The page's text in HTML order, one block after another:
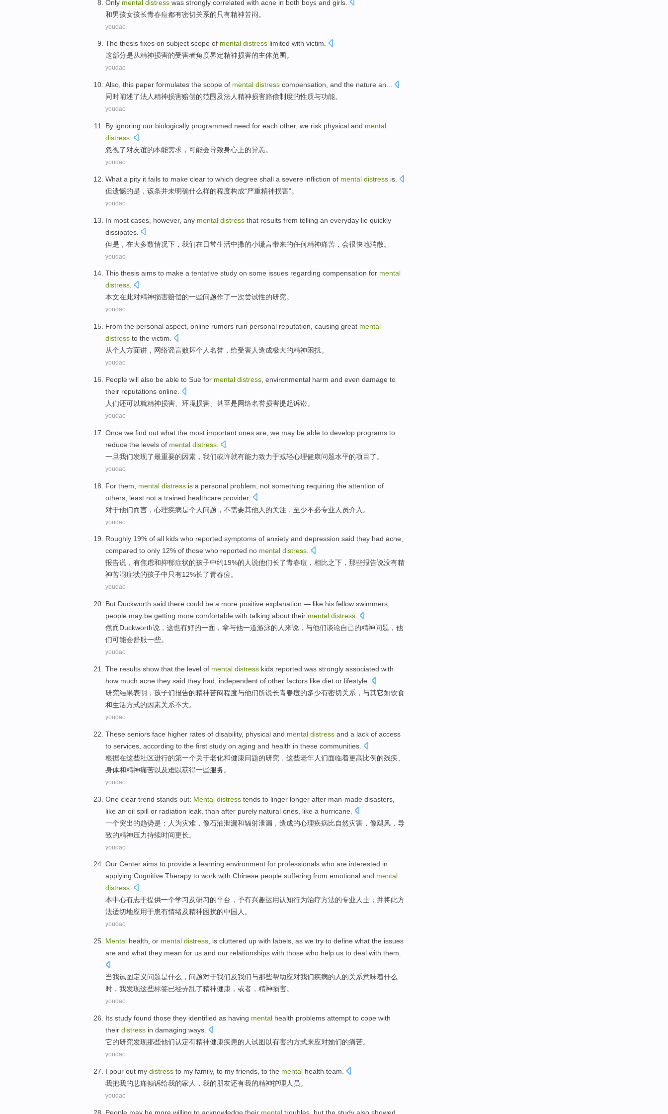
Only mental distress was strongly correlated with acne in both boys and girls
和男孩女孩长青春痘都有密切关系的只有精神苦闷。
youdao
The thesis fixes on subject scope of mental distress limited with victim.
这部分是从精神损害的受害者角度界定精神损害的主体范围。
youdao
Also , this paper formulates the scope of mental distress compensation and the nature an...
同时阐述了法人精神损害赔偿的范围及法人精神损害赔偿制度的性质与功能。
youdao
By ignoring our biologically programmed need for each other, we risk physical and mental
distress
忽视了对友谊的本能需求 ，可能会导致身心上的异恙。
youdao
What a pity it fails to make clear to which degree shall a severe infliction of mental distress is.
但遗憾的是， 该条并未明确什么样的程度构成“严重精神损害”。
youdao
In most cases however, any mental distress that results from telling an everyday lie quickly
dissipates
但是 ， 在大多数情况下 ，我们在日常生活中撒的小谎言带来的任何精神痛苦 ，会很快地消散。
youdao
This thesis aims to make a tentative study on some issues regarding compensation for mental
distress.
本文在此对精神损害赔偿的一些问题作了一次尝试性的研究。
youdao
From the personal aspect online rumors ruin personal reputation causing great mental
distress to the victim
从个人方面讲 ， 网络谣言败坏个人名誉 ， 给受害人造成极大的精神困扰。
youdao
People will also be able to Sue for mental distress environmental harm and even damage to
their reputations online
人们还可以就精神损害 环境损害 甚至是网络名誉损害提起诉讼。
youdao
Once we find out what the most important ones are, we may be able to develop programs to
reduce the levels of mental distress
一旦我们发现了最重要的因素 ，我们或许就有能力致力于减轻心理健康问题水平的项目 了。
youdao
For them mental distress is a personal problem not something requiring the attention of
others least not a trained healthcare provider.
对于他们而言 ， 心理疾病是个 人 问题 ， 不需要其他人 的关注 ， 至少不必专业 人员介入。
youdao
Roughly 19% of all kids who reported symptoms of anxiety and depression said they had acne,
compared to only 12% of those who reported no mental distress.
报告说 ，有焦虑和抑郁症状的孩子中约19%的人说他们长了青春痘 ， 相比之下 ， 那些报告说没有精
神苦闷症状的孩子中只有12%长了青春痘。
youdao
But Duckworth said there could be a more positive explanation — like his fellow swimmers
people may be getting more comfortable with talking about their mental distress
然而Duckworth说 ， 这也有好的一面，拿与他一道游泳的 人来说， 与他们谈论自己的精神问题，他
们可能会舒服一些。
youdao
The results show that the level of mental distress kids reported was strongly associated with
how much acne they said they had , independent of other factors like diet or lifestyle
研究结果表明 ， 孩子们报告的精神苦闷程度与他们所说长青春痘的多少有密切关系 ，与其它如饮食
和生活方式的因素关系不大。
youdao
These seniors face higher rates of disability, physical and mental distress and a lack of access
to services according to the first study on aging and health in these communities
根据在这些社区进行的第一个关于老化和健康问题的研究 ，这些老年人们面临着更高比例 的残疾
身体和精神痛苦以及难以获得一些服务。
youdao
One clear trend stands out: Mental distress tends to linger longer after man-made disasters
like an oil spill or radiation leak than after purely natural ones, like a hurricane.
一个突出的趋势是： 人为灾难 ， 像石油泄漏和辐射泄漏 ，造成的心理疾病比自然灾害，像飓风，导
致的精神压力持续时间更长。
youdao
Our Center aims to provide a learning environment for professionals who are interested in
applying Cognitive Therapy to work with Chinese people suffering from emotional and mental
distress.
本中心有志于提供一个学习及研习的平台，予有兴趣运用认知行为治疗方法的专业人士；并将此方
法适切地应用于患有情绪及精神困扰的中国人。
youdao
Mental health or mental distress is cluttered up with labels as we try to define what the issues
are and what they mean for us and our relationships with those who help us to deal with them
当我试图定义问题是什么 ，问题对于我们及我们与那些帮助应对我们疾病的 人 的关系意味着什么
时 ，我发现这些标签已经弄乱了精神健康 ， 或者 ，精神损害。
youdao
Its study found those they identified as having mental health problems attempt to cope with
their distress in damaging ways
它的研究发现那些他们认定有精神健康疾患的人试图 以有害的方式来应对她们的痛苦。
youdao
I pour out my distress to my family, to my friends , to the mental health team
我把我的悲痛倾诉给我的家人 ，我的朋友还有我的精神护理 人员。
youdao
People may be more willing to acknowledge their mental troubles but the study also showed